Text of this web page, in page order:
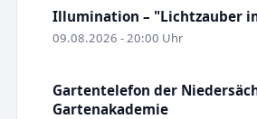
Illumination – "Lichtzauber
09.08.2026 - 20:00 Uhr
Gartentelefon der
Gartenakademie